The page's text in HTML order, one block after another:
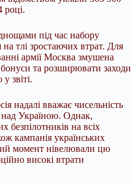
році.
під час набору
на тлі зростаючих втрат. Для
армії Москва змушена
бонуси та розширювати заходи
звіті.
надалі вважає чисельність
над Україною. Однак,
безпілотників на всіх
кампанія українських
момент нівелювали цю
високі втрати